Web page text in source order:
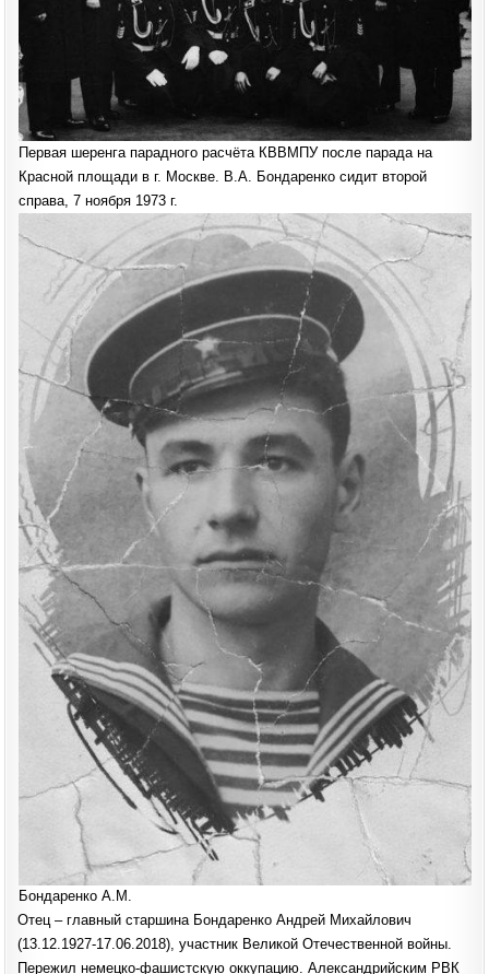
Первая шеренга парадного расчёта КВВМПУ после парада на
Красной площади в г. Москве. В.А. Бондаренко сидит второй
справа, 7 ноября 1973 г.
Бондаренко А.М.
Отец – главный старшина Бондаренко Андрей Михайлович
(13.12.1927-17.06.2018), участник Великой Отечественной войны.
Пережил немецко-фашистскую оккупацию. Александрийским РВК